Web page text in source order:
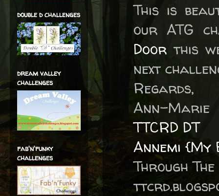
This is
our ATG
Door this
next
Regards,
Ann-Marie
TTCRD DT
Annemi {My
Through
double d challenges
dream valley
challenges
fab'n'funky
challenges